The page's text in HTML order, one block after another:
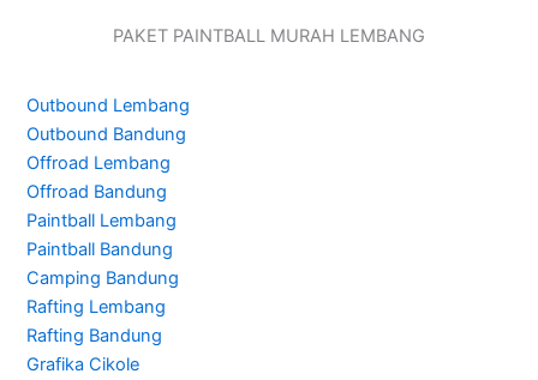
PAKET PAINTBALL MURAH LEMBANG
Outbound Lembang
Outbound Bandung
Offroad Lembang
Offroad Bandung
Paintball Lembang
Paintball Bandung
Camping Bandung
Rafting Lembang
Rafting Bandung
Grafika Cikole